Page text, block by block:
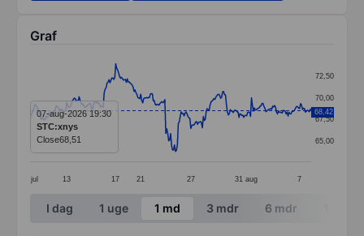
Graf
Line chart with 293 data points.
The chart has 1 X axis displaying categories.
The chart has 1 Y axis displaying values. Data
jul 13 17 21 27 31 aug 7
65,00
67,50
70,00
72,50
68,42
07-aug-2026 19:30
STC:xnys
Close68,51
End of interactive chart.
I dag 1 uge 1 md 3 mdr 6 mdr